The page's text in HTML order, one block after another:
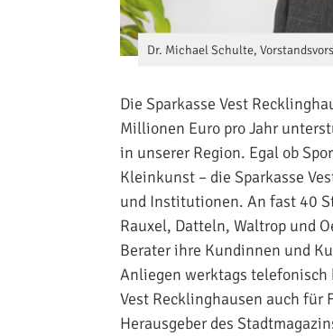
Dr. Michael Schulte,
Die Sparkasse Vest
Millionen Euro pro Jahr
in unserer Region. Egal ob
Kleinkunst – die Sparkasse
und Institutionen. An fast 40
Rauxel, Datteln, Waltrop und
Berater ihre Kundinnen und
Anliegen werktags telefonisch
Vest Recklinghausen auch für
Herausgeber des